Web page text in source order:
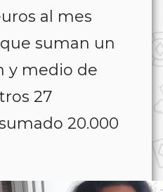
al mes
suman un
y medio de
27
20.000